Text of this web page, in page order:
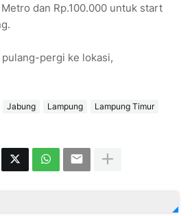
dan Rp.100.000 untuk start
pergi ke lokasi,
Jabung Lampung
Lampung Timur